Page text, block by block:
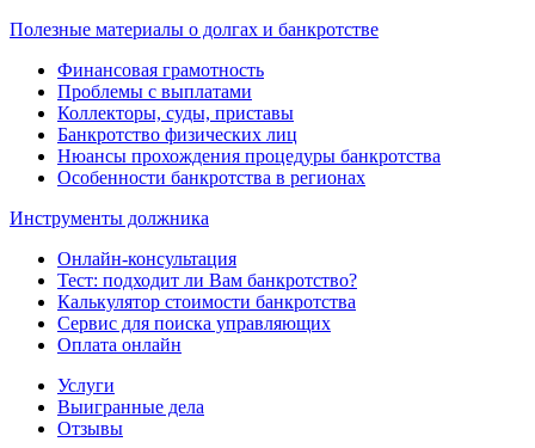
Полезные материалы о долгах и банкротстве
Финансовая грамотность
Проблемы с выплатами
Коллекторы, суды, приставы
Банкротство физических лиц
Нюансы прохождения процедуры банкротства
Особенности банкротства в регионах
Инструменты должника
Онлайн-консультация
Тест: подходит ли Вам банкротство?
Калькулятор стоимости банкротства
Сервис для поиска управляющих
Оплата онлайн
Услуги
Выигранные дела
Отзывы